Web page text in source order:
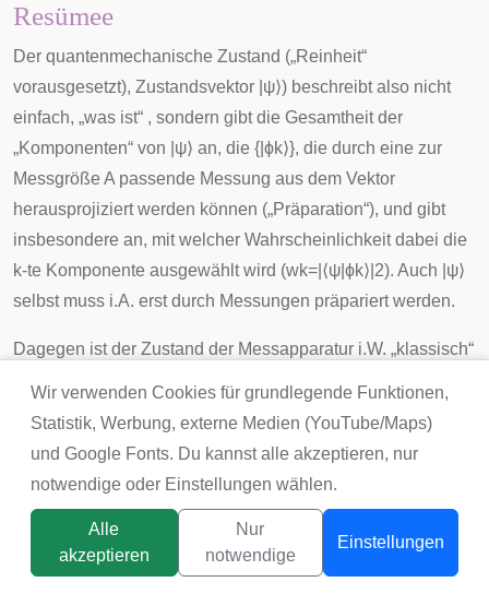
Wir verwenden Cookies für grundlegende Funktionen,
Statistik, Werbung, externe Medien (YouTube/Maps)
und Google Fonts. Du kannst alle akzeptieren, nur
notwendige oder Einstellungen wählen.
Alle
akzeptieren
Nur
notwendige
Einstellungen
Resümee
Der quantenmechanische Zustand („Reinheit“
vorausgesetzt), Zustandsvektor ψ⟩) beschreibt also nicht
einfach, „was ist“ , sondern gibt die Gesamtheit der
„Komponenten“ von ψ⟩ an, die { ϕk⟩}, die durch eine zur
Messgröße A passende Messung aus dem Vektor
herausprojiziert werden können („Präparation“), und gibt
insbesondere an, mit welcher Wahrscheinlichkeit dabei die
k-te Komponente ausgewählt wird (wk= ⟨ψ ϕk⟩ 2). Auch ψ⟩
selbst muss i.A. erst durch Messungen präpariert werden.
Dagegen ist der Zustand der Messapparatur i.W. „klassisch“
Eigenwert akbei der Messung herausgekommen ist
(„Registrierung“). Der neu präparierte Zustand, jetzt